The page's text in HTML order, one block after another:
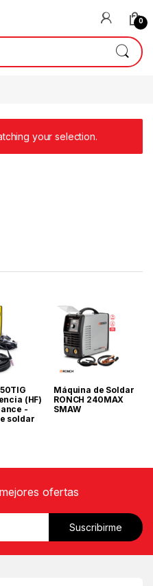
0
your selection.
(HF)
-
soldar
Máquina de Soldar
RONCH 240MAX
SMAW
ofertas
Suscribirme